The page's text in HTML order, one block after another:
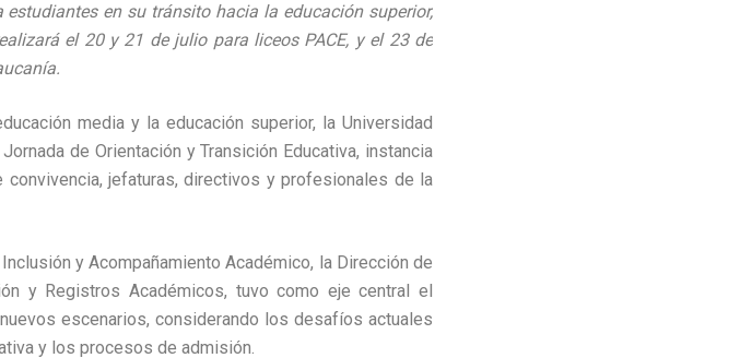
en su tránsito hacia la educación superior,
el 20 y 21 de julio para liceos PACE, y el 23 de
media y la educación superior, la Universidad
de Orientación y Transición Educativa, instancia
jefaturas, directivos y profesionales de la
y Acompañamiento Académico, la Dirección de
y Registros Académicos, tuvo como eje central el
escenarios, considerando los desafíos actuales
y los procesos de admisión.